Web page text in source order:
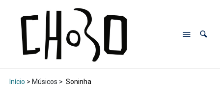
Início > Músicos > Soninha